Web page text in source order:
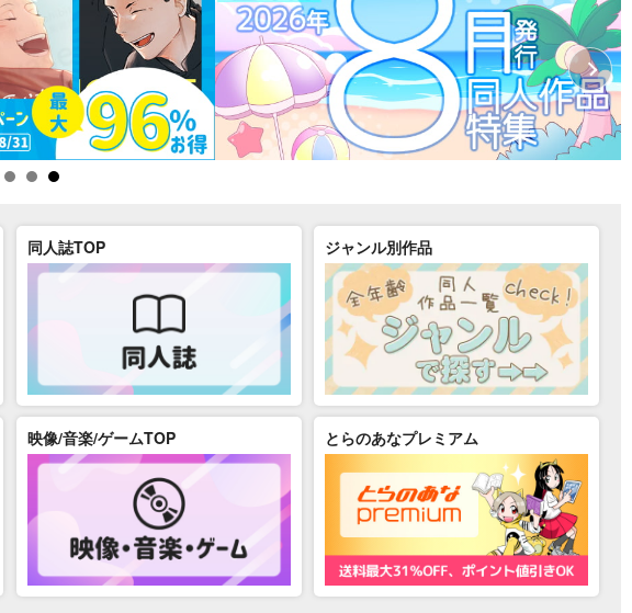
同人誌TOP ジャンル別作品
映像/音楽/ゲームTOP とらのあなプレミアム